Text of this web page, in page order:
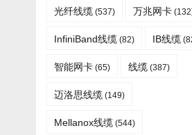
光纤线缆​ (537) 万兆网卡
InfiniBand线缆 (82) IB线缆
智能网卡 (65) 线缆 (387)
迈洛思线缆 (149)
Mellanox线缆 (544)